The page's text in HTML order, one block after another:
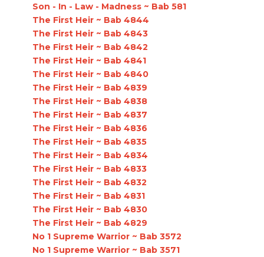
Son - In - Law - Madness ~ Bab 581
The First Heir ~ Bab 4844
The First Heir ~ Bab 4843
The First Heir ~ Bab 4842
The First Heir ~ Bab 4841
The First Heir ~ Bab 4840
The First Heir ~ Bab 4839
The First Heir ~ Bab 4838
The First Heir ~ Bab 4837
The First Heir ~ Bab 4836
The First Heir ~ Bab 4835
The First Heir ~ Bab 4834
The First Heir ~ Bab 4833
The First Heir ~ Bab 4832
The First Heir ~ Bab 4831
The First Heir ~ Bab 4830
The First Heir ~ Bab 4829
No 1 Supreme Warrior ~ Bab 3572
No 1 Supreme Warrior ~ Bab 3571